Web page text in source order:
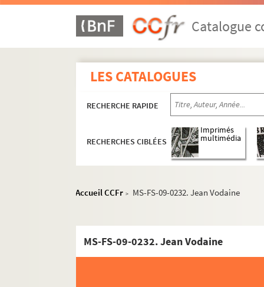
Catalogue
LES CATALOGUES
RECHERCHE RAPIDE
RECHERCHES CIBLÉES
Imprimés
multimédia
Accueil CCFr > MS-FS-09-0232. Jean Vodaine
MS-FS-09-0232. Jean Vodaine
Œuvres
Correspondance envoyée par Louis